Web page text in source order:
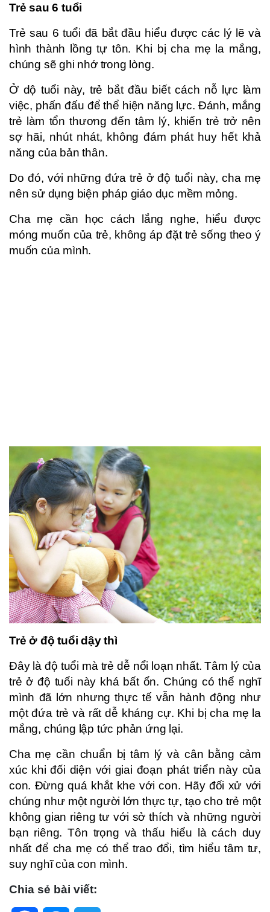
Trẻ sau 6 tuổi
Trẻ sau 6 tuổi đã bắt đầu hiểu được các lý lẽ và
hình thành lồng tự tôn. Khi bị cha mẹ la mắng,
chúng sẽ ghi nhớ trong lòng.
Ở dộ tuổi này, trẻ bắt đầu biết cách nỗ lực làm
việc, phấn đấu để thể hiện năng lực. Đánh, mắng
trẻ làm tổn thương đến tâm lý, khiến trẻ trở nên
sợ hãi, nhút nhát, không đám phát huy hết khả
năng của bản thân.
Do đó, với những đứa trẻ ở độ tuổi này, cha mẹ
nên sử dụng biện pháp giáo dục mềm mỏng.
Cha mẹ cần học cách lắng nghe, hiểu được
móng muốn của trẻ, không áp đặt trẻ sống theo ý
muốn của mình.
Trẻ ở độ tuổi dậy thì
Đây là độ tuổi mà trẻ dễ nổi loạn nhất. Tâm lý của
trẻ ở độ tuổi này khá bất ổn. Chúng có thể nghĩ
mình đã lớn nhưng thực tế vẫn hành động như
một đứa trẻ và rất dễ kháng cự. Khi bị cha mẹ la
mắng, chúng lập tức phản ứng lại.
Cha mẹ cần chuẩn bị tâm lý và cân bằng cảm
xúc khi đối diện với giai đoạn phát triển này của
con. Đừng quá khắt khe với con. Hãy đối xử với
chúng như một người lớn thực tự, tạo cho trẻ một
không gian riêng tư với sở thích và những người
bạn riêng. Tôn trọng và thấu hiểu là cách duy
nhất để cha mẹ có thể trao đổi, tìm hiểu tâm tư,
suy nghĩ của con mình.
Chia sẻ bài viết: